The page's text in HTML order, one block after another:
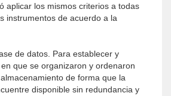
aplicar los mismos criterios a todas
instrumentos de acuerdo a la
de datos. Para establecer y
que se organizaron y ordenaron
de forma que la
disponible sin redundancia y